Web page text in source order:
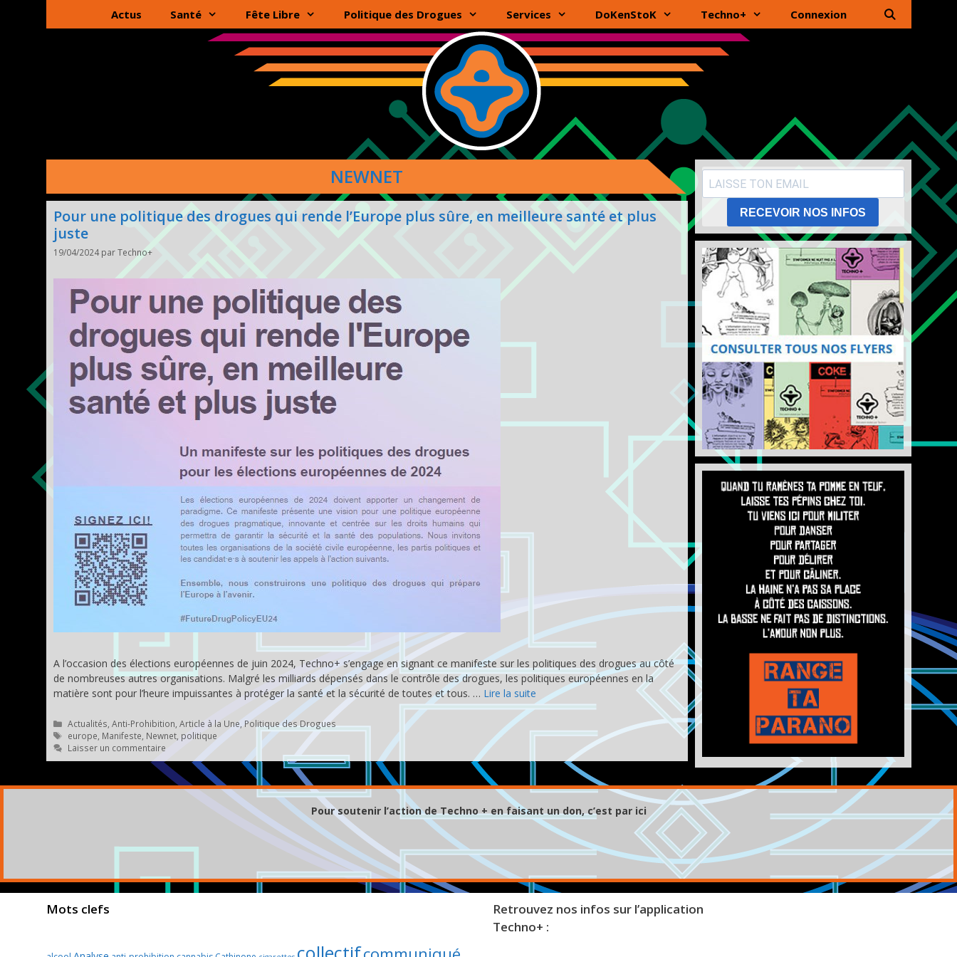
Actus Santé Fête Libre Politique des Drogues Services DoKenStoK Techno+ Connexion
NEWNET
Pour une politique des drogues qui rende l’Europe plus sûre, en meilleure santé et plus
juste
19/04/2024 parTechno+
A l’occasion des élections européennes de juin 2024, Techno+ s’engage en signant ce manifeste sur les politiques des drogues au côté
de nombreuses autres organisations. Malgré les milliards dépensés dans le contrôle des drogues, les politiques européennes en la
matière sont pour l’heure impuissantes à protéger la santé et la sécurité de toutes et tous. … Lire la suite
Catégories
Actualités Anti-Prohibition Article à la Une Politique des Drogues
Étiquettes
europe Manifeste Newnet, politique
Laisser un commentaire
RECEVOIR NOS INFOS
Pour soutenir l’action de Techno + en faisant un don, c’est par ici
Mots clefs
Retrouvez nos infos sur l’application
Techno+ :